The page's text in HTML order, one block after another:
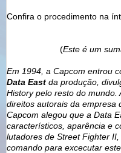
Confira o procedimento na
(Este é um
Em 1994, a Capcom entrou
Data East da produção,
History pelo resto do
direitos autorais da empresa
Capcom alegou que a Data
característicos, aparência e
lutadores de Street Fighter
comando para excecutar